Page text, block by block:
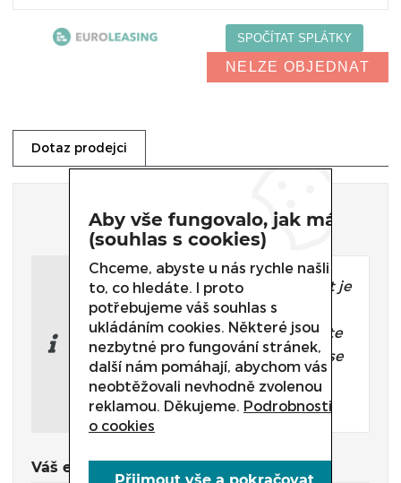
NELZE OBJEDNAT
Dotaz prodejci
Dotaz prodejci
Potřebujete poradit, který produkt je
přesně pro Vás?
Nevíte si rady s výběrem nebo máte
jakékoliv další otázky? Neváhejte se
na nás obrátit a my Vám rádi
pomůžeme.
Váš e-mail
Aby vše fungovalo, jak má
(souhlas s cookies)
Chceme, abyste u nás rychle našli
to, co hledáte. I proto
potřebujeme váš souhlas s
ukládáním cookies. Některé jsou
nezbytné pro fungování stránek,
další nám pomáhají, abychom vás
neobtěžovali nevhodně zvolenou
reklamou. Děkujeme. Podrobnosti
o cookies
Přijmout vše a pokračovat